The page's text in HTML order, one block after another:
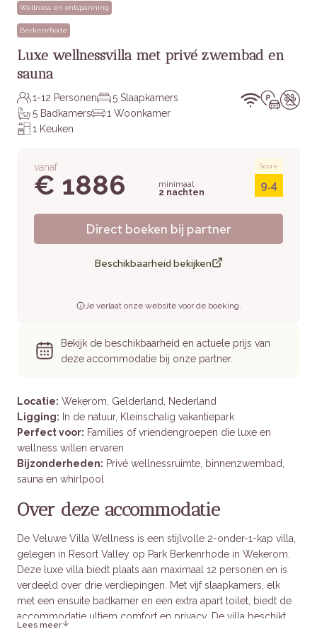
Wellness en ontspanning
Berkenrhode
Luxe wellnessvilla met privé zwembad en
sauna
1-12 Personen
5 Slaapkamers
5 Badkamers
1 Woonkamer
1 Keuken
Locatie: Wekerom, Gelderland, Nederland
Ligging: In de natuur, Kleinschalig vakantiepark
Perfect voor: Families of vriendengroepen die luxe en
wellness willen ervaren
Bijzonderheden: Privé wellnessruimte, binnenzwembad,
sauna en whirlpool
Over deze accommodatie
De Veluwe Villa Wellness is een stijlvolle 2-onder-1-kap villa,
gelegen in Resort Valley op Park Berkenrhode in Wekerom.
Deze luxe villa biedt plaats aan maximaal 12 personen en is
verdeeld over drie verdiepingen. Met vijf slaapkamers, elk
met een ensuite badkamer en een extra apart toilet, biedt de
accommodatie ultiem comfort en privacy. De villa beschikt
Lees meer
vanaf
€ 1886
minimaal
2 nachten
Score
9.4
Direct boeken bij partner
Beschikbaarheid bekijken
Je verlaat onze website voor de boeking.
Bekijk de beschikbaarheid en actuele prijs van
deze accommodatie bij onze partner.